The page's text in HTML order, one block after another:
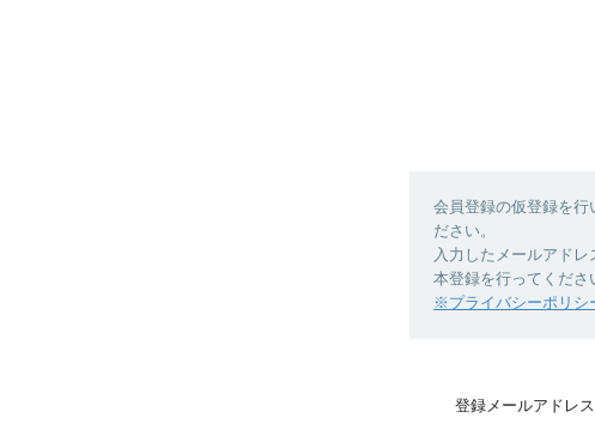
会員登録の仮登録を行
ださい。
入力したメールアド
本登録を行ってくださ
※プライバシーポリシ
登録メールアドレス